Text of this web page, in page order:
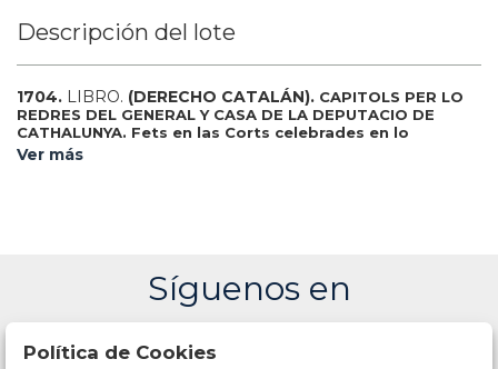
Descripción del lote
1704. LIBRO. (DERECHO CATALÁN). CAPITOLS PER LO
REDRES DEL GENERAL Y CASA DE LA DEPUTACIO DE
CATHALUNYA. Fets en las Corts celebrades en lo
Monestir de Sant Francesch de Barcelona per la S.C.R.M.
lampe xilografiadas. 2 obras enc. en un vol. por Jordi de la
Rica, en pergamino reciente, con hierros dorados en ambos
planos, nervios, tejuelo, corte superior dorado.
Ver más
Síguenos en
Política de Cookies